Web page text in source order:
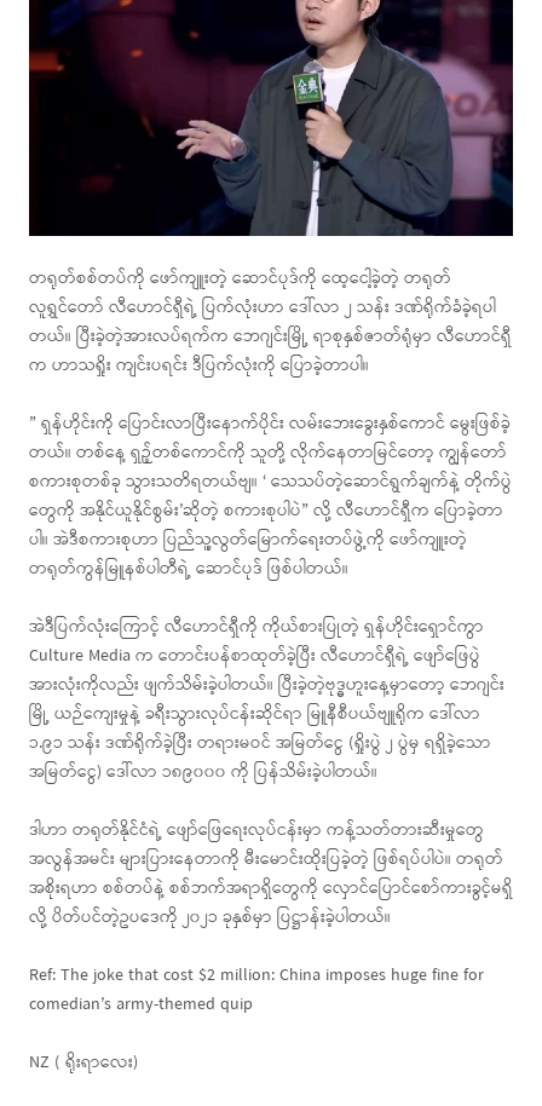
တရုတ်စစ်တပ်ကို ဖော်ကျူးတဲ့ ဆောင်ပုဒ်ကို ထေ့ငေါ့ခဲ့တဲ့ တရုတ်
လူရွှင်တော် လီဟောင်ရှီရဲ့ ပြက်လုံးဟာ ဒေါ်လာ ၂ သန်း ဒဏ်ရိုက်ခံခဲ့ရပါ
တယ်။ ပြီးခဲ့တဲ့အားလပ်ရက်က ဘေဂျင်းမြို့ ရာစုနှစ်ဇာတ်ရုံမှာ လီဟောင်ရှီ
က ဟာသရှိုး ကျင်းပရင်း ဒီပြက်လုံးကို ပြောခဲ့တာပါ။
” ရှန်ဟိုင်းကို ပြောင်းလာပြီးနောက်ပိုင်း လမ်းဘေးခွေးနှစ်ကောင် မွေးဖြစ်ခဲ့
တယ်။ တစ်နေ့ ရှဉ့်တစ်ကောင်ကို သူတို့ လိုက်နေတာမြင်တော့ ကျွန်တော်
စကားစုတစ်ခု သွားသတိရတယ်ဗျ။ ‘ သေသပ်တဲ့ဆောင်ရွက်ချက်နဲ့ တိုက်ပွဲ
တွေကို အနိုင်ယူနိုင်စွမ်း’ဆိုတဲ့ စကားစုပါပဲ” လို့ လီဟောင်ရှီက ပြောခဲ့တာ
ပါ။ အဲဒီစကားစုဟာ ပြည်သူ့လွတ်မြောက်ရေးတပ်ဖွဲ့ကို ဖော်ကျူးတဲ့
တရုတ်ကွန်မြူနစ်ပါတီရဲ့ ဆောင်ပုဒ် ဖြစ်ပါတယ်။
အဲဒီပြက်လုံးကြောင့် လီဟောင်ရှီကို ကိုယ်စားပြုတဲ့ ရှန်ဟိုင်းရှောင်ကွာ
Culture Media က တောင်းပန်စာထုတ်ခဲ့ပြီး လီဟောင်ရှီရဲ့ ဖျော်ဖြေပွဲ
အားလုံးကိုလည်း ဖျက်သိမ်းခဲ့ပါတယ်။ ပြီးခဲ့တဲ့ဗုဒ္ဓဟူးနေ့မှာတော့ ဘေဂျင်း
မြို့ ယဉ်ကျေးမှုနဲ့ ခရီးသွားလုပ်ငန်းဆိုင်ရာ မြူနီစီပယ်ဗျူရိုက ဒေါ်လာ
၁.၉၁ သန်း ဒဏ်ရိုက်ခဲ့ပြီး တရားမဝင် အမြတ်ငွေ (ရှိုးပွဲ ၂ ပွဲမှ ရရှိခဲ့သော
အမြတ်ငွေ) ဒေါ်လာ ၁၈၉၀၀၀ ကို ပြန်သိမ်းခဲ့ပါတယ်။
ဒါဟာ တရုတ်နိုင်ငံရဲ့ ဖျော်ဖြေရေးလုပ်ငန်းမှာ ကန့်သတ်တားဆီးမှုတွေ
အလွန်အမင်း များပြားနေတာကို မီးမောင်းထိုးပြခဲ့တဲ့ ဖြစ်ရပ်ပါပဲ။ တရုတ်
အစိုးရဟာ စစ်တပ်နဲ့ စစ်ဘက်အရာရှိတွေကို လှောင်ပြောင်စော်ကားခွင့်မရှိ
လို့ ပိတ်ပင်တဲ့ဥပဒေကို ၂၀၂၁ ခုနှစ်မှာ ပြဋ္ဌာန်းခဲ့ပါတယ်။
Ref: The joke that cost $2 million: China imposes huge fine for
comedian’s army-themed quip
NZ ( ရိုးရာလေး)